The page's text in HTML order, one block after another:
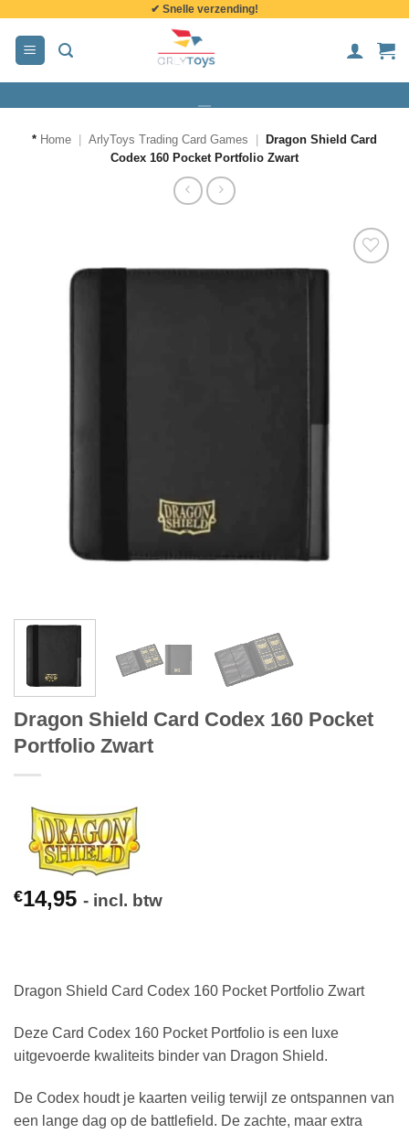
inhoud
✔ Snelle verzending!
* Home ArlyToys Trading Card Games
Dragon Shield Card
Codex 160 Pocket Portfolio Zwart
Dragon Shield Card Codex 160 Pocket
Portfolio Zwart
€14,95 - incl. btw
Dragon Shield Card Codex 160 Pocket Portfolio Zwart
Deze Card Codex 160 Pocket Portfolio is een luxe
uitgevoerde kwaliteits binder van Dragon Shield.
De Codex houdt je kaarten veilig terwijl ze ontspannen van
een lange dag op de battlefield. De zachte, maar extra